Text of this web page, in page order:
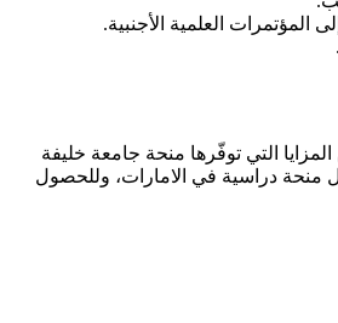
المؤتمرات العلمية الأجنبية.
التي توفّرها منحة جامعة خليفة
منحة دراسية في الامارات، وللحصول